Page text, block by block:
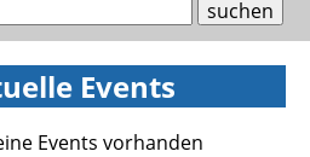
Events
Events vorhanden